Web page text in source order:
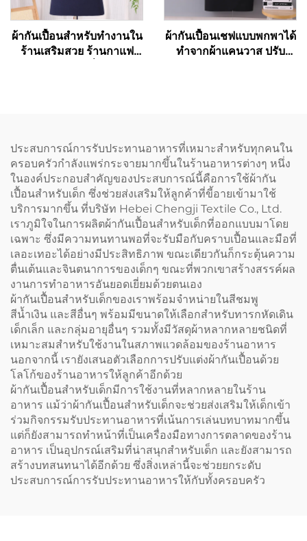
ผ้ากันเปื้อนสำหรับทำงานใน
ร้านเสริมสวย ร้านกาแฟ
ผ้ากันเปื้อนเชฟแบบพกพาได้
ทำจากผ้าแคนวาส ปรับ
ประสบการณ์การรับประทานอาหารที่เหมาะสำหรับทุกคนใน
ครอบครัวกำลังแพร่กระจายมากขึ้นในร้านอาหารต่างๆ หนึ่ง
ในองค์ประกอบสำคัญของประสบการณ์นี้คือการใช้ผ้ากัน
เปื้อนสำหรับเด็ก ซึ่งช่วยส่งเสริมให้ลูกค้าที่ขี้อายเข้ามาใช้
บริการมากขึ้น ที่บริษัท Hebei Chengji Textile Co., Ltd.
เราภูมิใจในการผลิตผ้ากันเปื้อนสำหรับเด็กที่ออกแบบมาโดย
เฉพาะ ซึ่งมีความทนทานพอที่จะรับมือกับคราบเปื้อนและมือที่
เลอะเทอะได้อย่างมีประสิทธิภาพ ขณะเดียวกันก็กระตุ้นความ
ตื่นเต้นและจินตนาการของเด็กๆ ขณะที่พวกเขาสร้างสรรค์ผล
งานการทำอาหารอันยอดเยี่ยมด้วยตนเอง
ผ้ากันเปื้อนสำหรับเด็กของเราพร้อมจำหน่ายในสีชมพู
สีน้ำเงิน และสีอื่นๆ พร้อมมีขนาดให้เลือกสำหรับทารกหัดเดิน
เด็กเล็ก และกลุ่มอายุอื่นๆ รวมทั้งมีวัสดุผ้าหลากหลายชนิดที่
เหมาะสมสำหรับใช้งานในสภาพแวดล้อมของร้านอาหาร
นอกจากนี้ เรายังเสนอตัวเลือกการปรับแต่งผ้ากันเปื้อนด้วย
โลโก้ของร้านอาหารให้ลูกค้าอีกด้วย
ผ้ากันเปื้อนสำหรับเด็กมีการใช้งานที่หลากหลายในร้าน
อาหาร แม้ว่าผ้ากันเปื้อนสำหรับเด็กจะช่วยส่งเสริมให้เด็กเข้า
ร่วมกิจกรรมรับประทานอาหารที่เน้นการเล่นบทบาทมากขึ้น
แต่ก็ยังสามารถทำหน้าที่เป็นเครื่องมือทางการตลาดของร้าน
อาหาร เป็นอุปกรณ์เสริมที่น่าสนุกสำหรับเด็ก และยังสามารถ
สร้างบทสนทนาได้อีกด้วย ซึ่งสิ่งเหล่านี้จะช่วยยกระดับ
ประสบการณ์การรับประทานอาหารให้กับทั้งครอบครัว